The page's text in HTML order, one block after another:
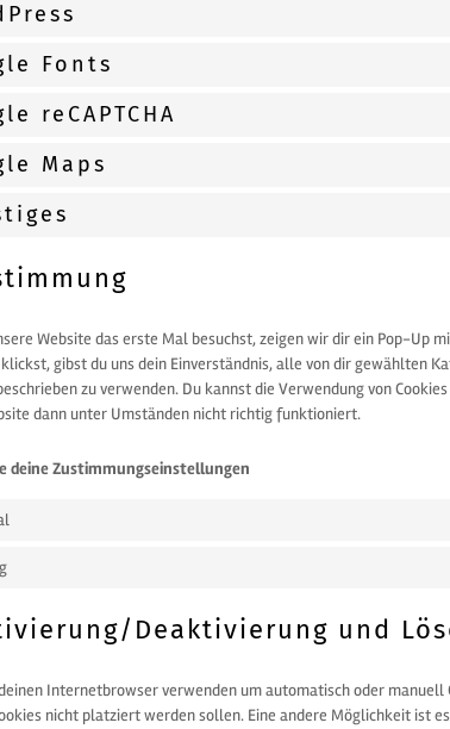
Fonts
reCAPTCHA
Maps
Website das erste Mal besuchst, zeigen wir dir ein Pop-Up
gibst du uns dein Einverständnis, alle von dir gewählten
zu verwenden. Du kannst die Verwendung von
dann unter Umständen nicht richtig funktioniert.
deine Zustimmungseinstellungen
Deaktivierung und
Internetbrowser verwenden um automatisch oder
nicht platziert werden sollen. Eine andere Möglichkeit ist